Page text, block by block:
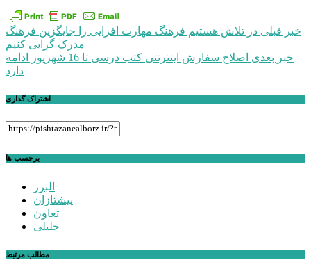
راهبری
نوشته
خبر قبلی در تلاش هستیم فرهنگ مهارت افزایی را جایگزین فرهنگ
مدرک گرایی کنیم
خبر بعدی
اصلاح سفارش اینترنتی کتب درسی تا 16 شهریور ادامه
دارد
اشتراک گذاری
برچسب ها
البرز
پیشتازان
تعاون
خلیلی
مطالب مرتبط